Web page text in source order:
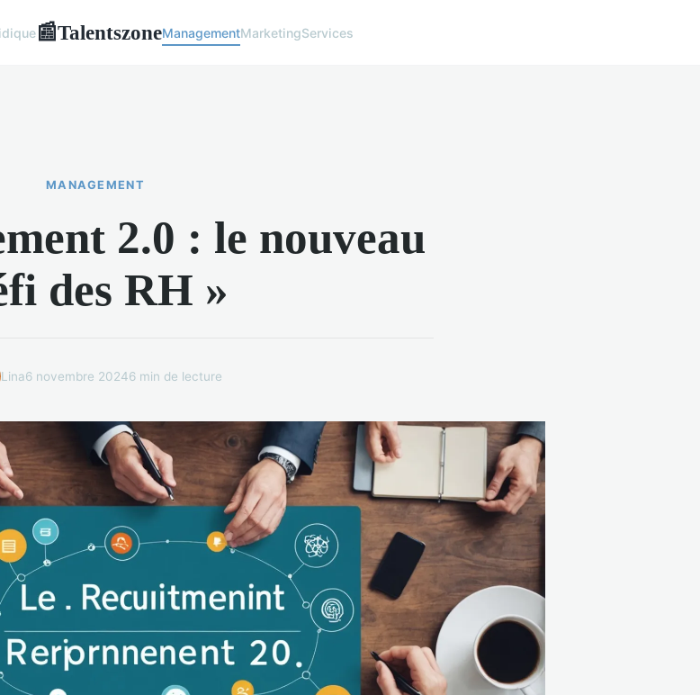
📰TalentszoneManagementMarketingServices
MANAGEMENT
2.0 : le nouveau
des RH »
Lina6 novembre 20246 min de lecture